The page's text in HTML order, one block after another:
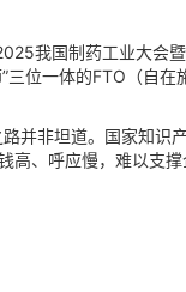
我国制药工业大会
位一体的FTO（自
非坦道。国家知识
、呼应慢，难以支